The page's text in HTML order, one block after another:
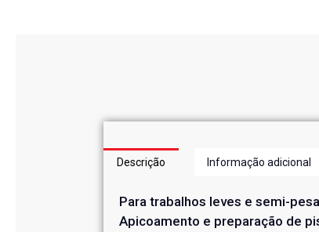
Descrição Informação adicional
Para trabalhos leves e semi-
Apicoamento e preparação de